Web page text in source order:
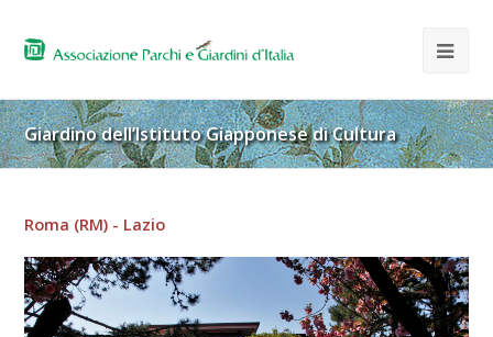
Giardino dell’Istituto Giapponese di Cultura
Roma (RM) - Lazio